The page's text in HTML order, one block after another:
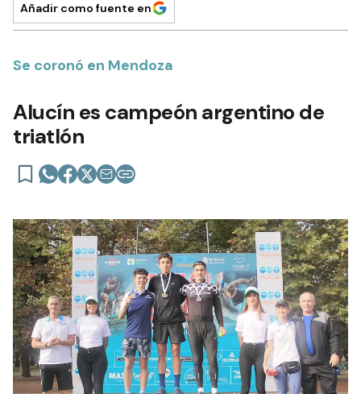
Añadir como fuente en
Se coronó en Mendoza
Alucín es campeón argentino de
triatlón